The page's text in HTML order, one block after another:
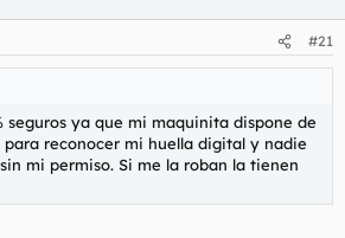
#21
seguros ya que mi maquinita dispone de
reconocer mi huella digital y nadie
mi permiso. Si me la roban la tienen